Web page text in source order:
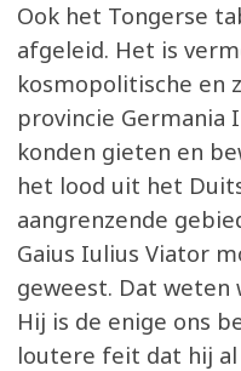
Ook het Tongerse
afgeleid. Het is
kosmopolitische en
provincie Germania
konden gieten en
het lood uit het
aangrenzende
Gaius Iulius Viator
geweest. Dat
Hij is de enige ons
loutere feit dat hij